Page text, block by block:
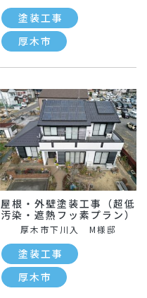
塗装工事
厚木市
屋根・外壁塗装工事（超低
汚染・遮熱フッ素プラン）
厚木市下川入 M様邸
塗装工事
厚木市